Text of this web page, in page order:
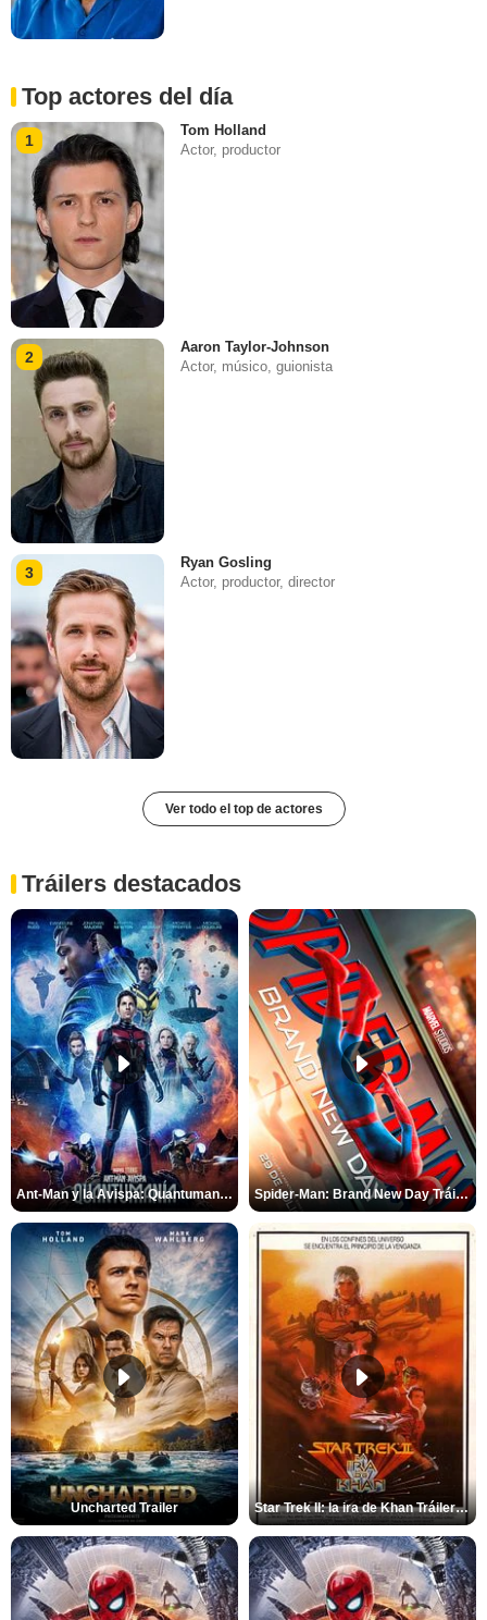
Top actores del día
1
Tom Holland
Actor, productor
2
Aaron Taylor-Johnson
Actor, músico, guionista
3
Ryan Gosling
Actor, productor, director
Ver todo el top de actores
Tráilers destacados
Ant-Man y la Avispa: Quantumanía Tráiler (2) Spider-Man: Brand New Day Tráiler (3)
Uncharted Trailer Star Trek II: la ira de Khan Tráiler VO